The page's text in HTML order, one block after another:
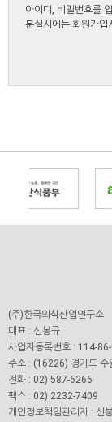
아이디, 비밀번호를
분실시에는 회원가입
(주)한국외식산업연구소
대표 : 신봉규
사업자등록번호 : 114-
주소 : (16226) 경기도 수
전화 : 02) 587-6266
팩스 : 02) 2232-7409
개인정보책임관리자 : 신